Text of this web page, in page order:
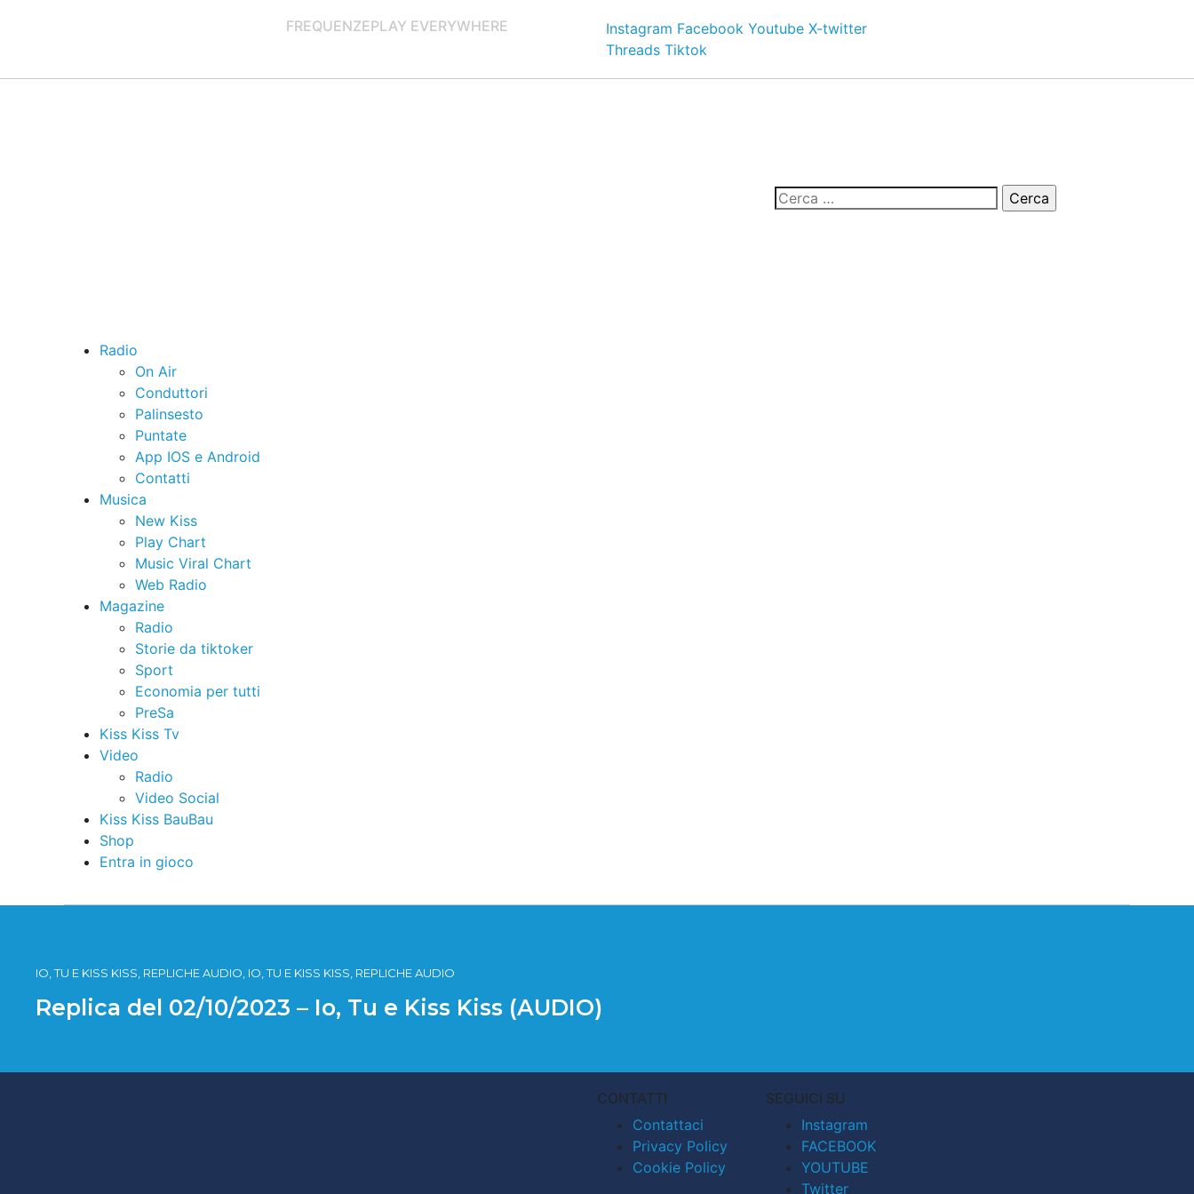
FREQUENZEPLAY EVERYWHERE Instagram Facebook Youtube X-twitter
Threads Tiktok
Radio
On Air
Conduttori
Palinsesto
Puntate
App IOS e Android
Contatti
Musica
New Kiss
Play Chart
Music Viral Chart
Web Radio
Magazine
Radio
Storie da tiktoker
Sport
Economia per tutti
PreSa
Kiss Kiss Tv
Video
Radio
Video Social
Kiss Kiss BauBau
Shop
Entra in gioco
IO, TU E KISS KISS, REPLICHE AUDIO, IO, TU E KISS KISS, REPLICHE AUDIO
Replica del 02/10/2023 – Io, Tu e Kiss Kiss (AUDIO)
CONTATTI
Contattaci
Privacy Policy
Cookie Policy
SEGUICI SU
Instagram
FACEBOOK
YOUTUBE
Twitter